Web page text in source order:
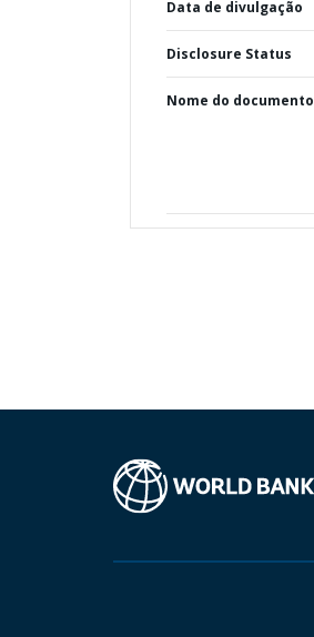
Data de divulgação
Disclosure Status
Nome do documento